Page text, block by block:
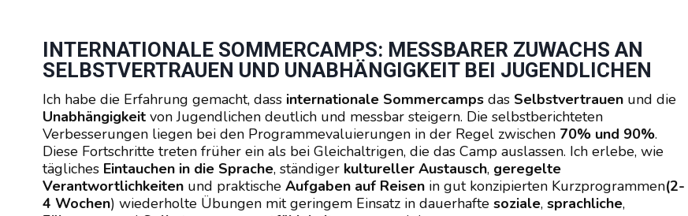
INTERNATIONALE SOMMERCAMPS: MESSBARER ZUWACHS AN
SELBSTVERTRAUEN UND UNABHÄNGIGKEIT BEI JUGENDLICHEN
Ich habe die Erfahrung gemacht, dass internationale Sommercamps das Selbstvertrauen und die
Unabhängigkeit von Jugendlichen deutlich und messbar steigern. Die selbstberichteten
Verbesserungen liegen bei den Programmevaluierungen in der Regel zwischen 70% und 90%.
Diese Fortschritte treten früher ein als bei Gleichaltrigen, die das Camp auslassen. Ich erlebe, wie
tägliches Eintauchen in die Sprache, ständiger kultureller Austausch, geregelte
Verantwortlichkeiten und praktische Aufgaben auf Reisen in gut konzipierten Kurzprogrammen(2-
4 Wochen) wiederholte Übungen mit geringem Einsatz in dauerhafte soziale, sprachliche,